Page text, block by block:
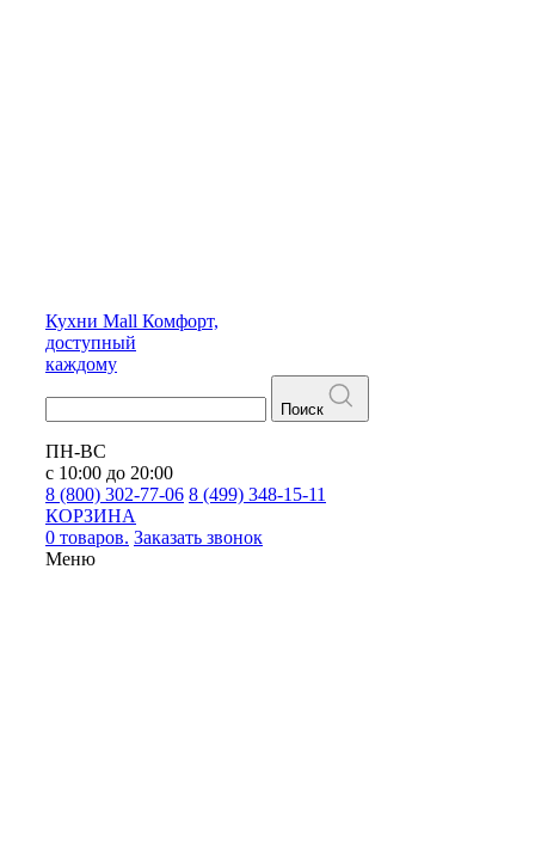
Кухни Mall Комфорт,
доступный
каждому
Поиск
ПН-ВС
с 10:00 до 20:00
8 (800) 302-77-06 8 (499) 348-15-11
КОРЗИНА
0 товаров. Заказать звонок
Меню